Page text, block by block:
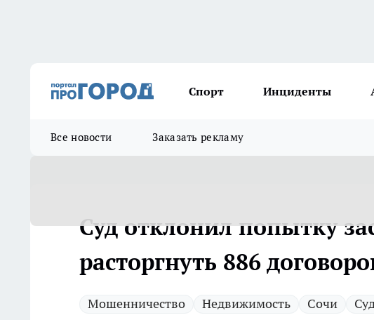
Спорт Инциденты
Все новости Заказать рекламу
Суд отклонил попытку
расторгнуть 886
Мошенничество Недвижимость Сочи